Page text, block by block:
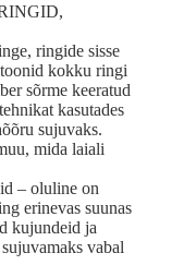
ringide sisse
kokku ringi
sõrme keeratud
kasutades
sujuvaks.
mida laiali
– oluline on
erinevas suunas
kujundeid ja
vabal